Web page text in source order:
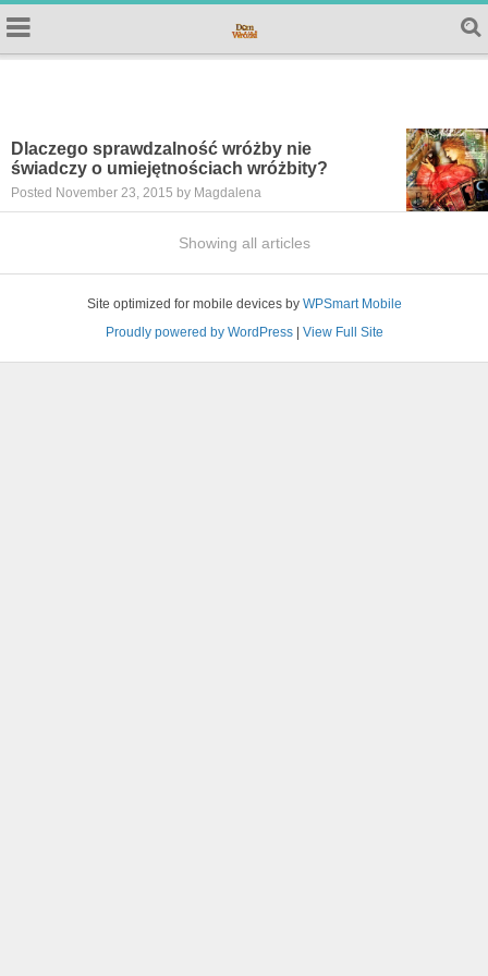
Dlaczego sprawdzalność wróżby nie
świadczy o umiejętnościach wróżbity?
Posted November 23, 2015 by Magdalena
Showing all articles
Site optimized for mobile devices by WPSmart Mobile
Proudly powered by WordPress| View Full Site